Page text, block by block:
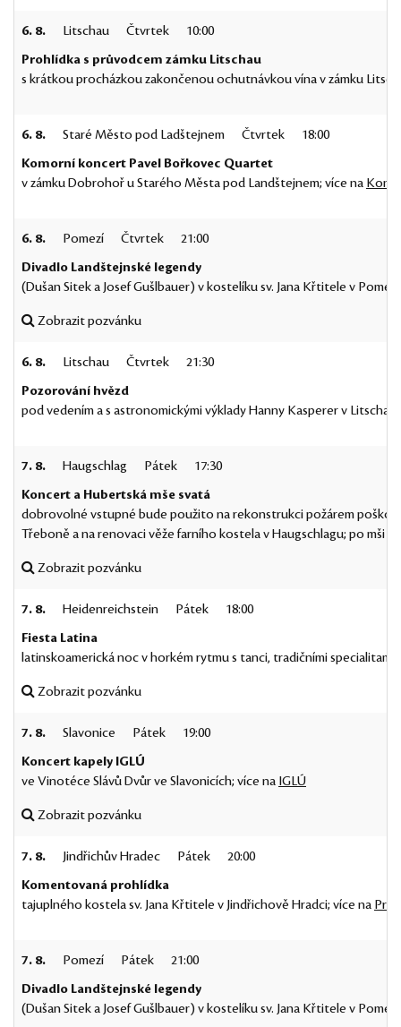
6. 8. Litschau Čtvrtek
10:00
Prohlídka s průvodcem zámku Litschau
s krátkou procházkou zakončenou ochutnávkou vína v zámku
6. 8. Staré Město pod Ladštejnem Čtvrtek
18:00
Komorní koncert Pavel Bořkovec Quartet
v zámku Dobrohoř u Starého Města pod Landštejnem; více na
6. 8. Pomezí Čtvrtek
21:00
Divadlo Landštejnské legendy
(Dušan Sitek a Josef Gušlbauer) v kostelíku sv. Jana Křtitele v Pomezí
Zobrazit pozvánku
6. 8. Litschau Čtvrtek
21:30
Pozorování hvězd
pod vedením a s astronomickými výklady Hanny Kasperer v
7. 8. Haugschlag Pátek
17:30
Koncert a Hubertská mše svatá
dobrovolné vstupné bude použito na rekonstrukci požárem
Třeboně a na renovaci věže farního kostela v Haugschlagu; po mši
Zobrazit pozvánku
7. 8. Heidenreichstein Pátek
18:00
Fiesta Latina
latinskoamerická noc v horkém rytmu s tanci, tradičními
Zobrazit pozvánku
7. 8. Slavonice Pátek
19:00
Koncert kapely IGLÚ
ve Vinotéce Slávů Dvůr ve Slavonicích; více na IGLÚ
Zobrazit pozvánku
7. 8. Jindřichův Hradec Pátek
20:00
Komentovaná prohlídka
tajuplného kostela sv. Jana Křtitele v Jindřichově Hradci; více na
7. 8. Pomezí Pátek
21:00
Divadlo Landštejnské legendy
(Dušan Sitek a Josef Gušlbauer) v kostelíku sv. Jana Křtitele v Pomezí